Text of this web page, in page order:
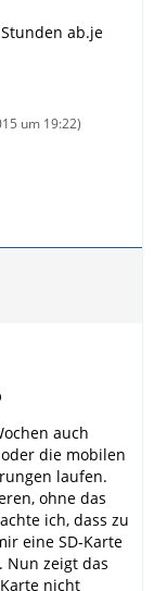
ab.je
um 19:22)
auch
die mobilen
laufen.
ohne das
ich, dass zu
eine SD-Karte
Nun zeigt das
nicht